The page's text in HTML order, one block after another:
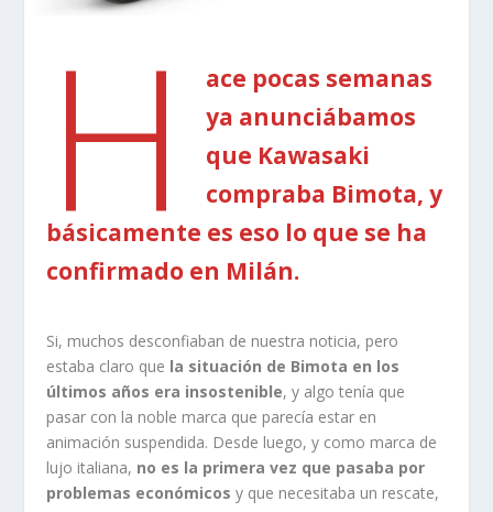
H
ace pocas semanas
ya anunciábamos
que Kawasaki
compraba Bimota, y
básicamente es eso lo que se ha
confirmado en Milán.
Si, muchos desconfiaban de nuestra noticia, pero
estaba claro que la situación de Bimota en los
últimos años era insostenible, y algo tenía que
pasar con la noble marca que parecía estar en
animación suspendida. Desde luego, y como marca de
lujo italiana, no es la primera vez que pasaba por
problemas económicos y que necesitaba un rescate,